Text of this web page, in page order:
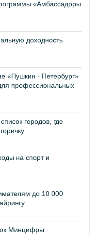
«Амбассадоры
доходность
«Пушкин - Петербург»
профессиональных
городов, где
на спорт и
до 10 000
Минцифры